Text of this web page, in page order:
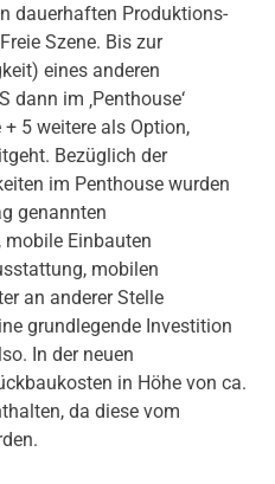
dauerhaften Produktions-
Szene. Bis zur
eines anderen
dann im ‚Penthouse‘
5 weitere als Option,
Bezüglich der
im Penthouse wurden
genannten
Einbauten
mobilen
an anderer Stelle
grundlegende Investition
In der neuen
in Höhe von ca.
da diese vom